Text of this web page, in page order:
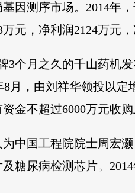
因测序市场。2014年
元，净利润2124万元，
3个月之久的千山药机
8月，由刘祥华领投以
金不超过6000万元收
中国工程院院士周宏
糖尿病检测芯片。